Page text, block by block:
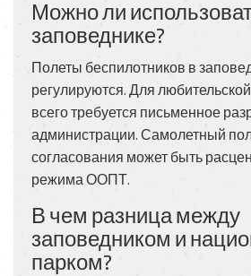
Можно ли
заповеднике?
Полеты беспилотников в
регулируются. Для
всего требуется письменное
администрации. Самолетный
согласования может быть
режима ООПТ.
В чем разница между
заповедником и
парком?